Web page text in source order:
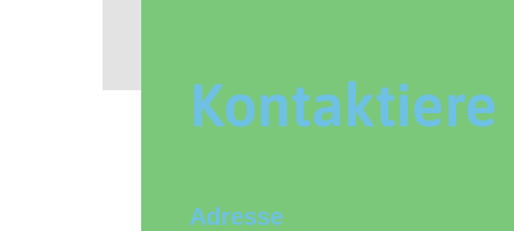
Kontaktiere
Adresse